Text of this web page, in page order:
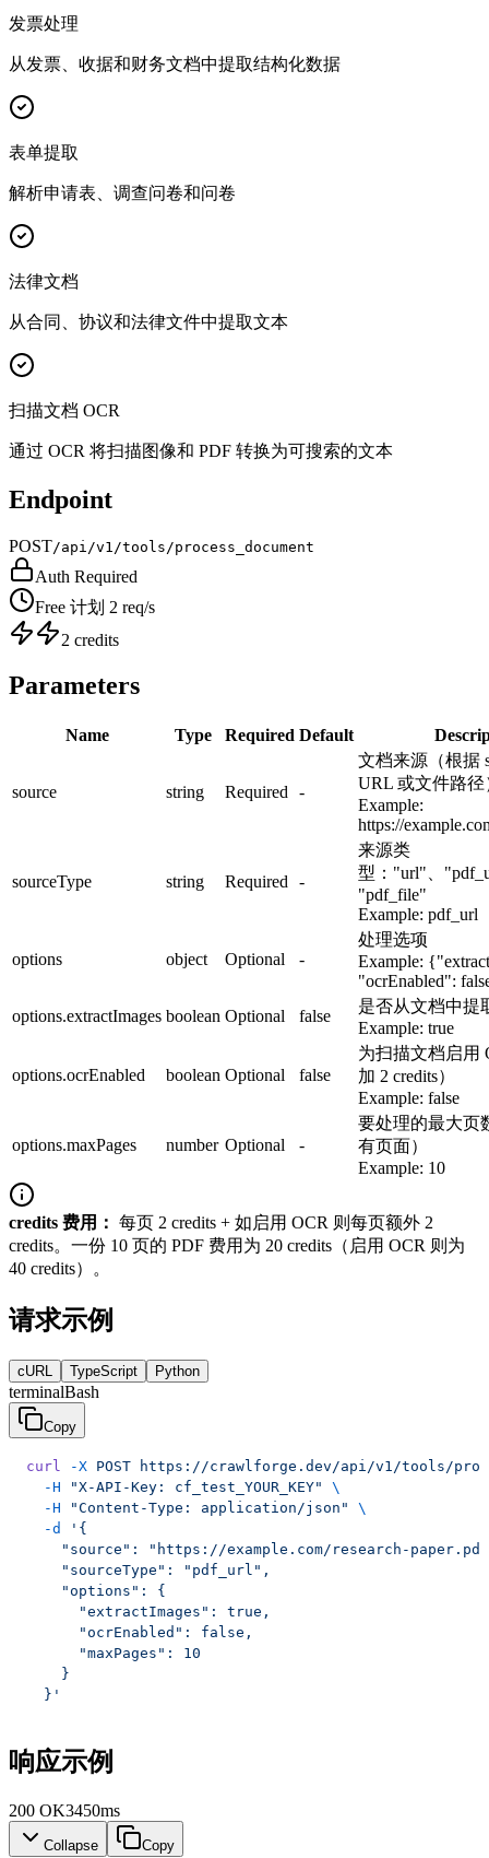
发票处理
从发票、收据和财务文档中提取结构化数据
表单提取
解析申请表、调查问卷和问卷
法律文档
从合同、协议和法律文件中提取文本
扫描文档 OCR
通过 OCR 将扫描图像和 PDF 转换为可搜索的文本
Endpoint
POST/api/v1/tools/process_document
Auth Required
Free 计划 2 req/s
2 credits
Parameters
Name Type Required Default
source string Required -
文档来源（根据
URL 或文件路径
Example:
https://
sourceType string Required -
来源类
型："url"、
"pdf_file"
Example: pdf_url
options object Optional -
处理选项
Example:
"ocrEnabled":
options.extractImages boolean Optional false
是否从文档中提
Example: true
options.ocrEnabled boolean Optional false
为扫描文档启用
加 2 credits）
Example: false
options.maxPages number Optional -
要处理的最大页
有页面）
Example: 10
credits 费用： 每页 2 credits + 如启用 OCR 则每页额外 2
credits。一份 10 页的 PDF 费用为 20 credits（启用 OCR 则为
40 credits）。
请求示例
cURL TypeScript Python
terminalBash
Copy
curl -X POST https://crawlforge.dev/api/v1/tools/
  -H
"X-API-Key: cf_test_YOUR_KEY"
\
  -H
"Content-Type: application/json"
\
  -d
'{
"source": "https://example.com/research-
    "sourceType": "pdf_url",
    "options": {
      "extractImages": true,
      "ocrEnabled": false,
      "maxPages": 10
    }
  }'
响应示例
200 OK3450ms
Collapse Copy